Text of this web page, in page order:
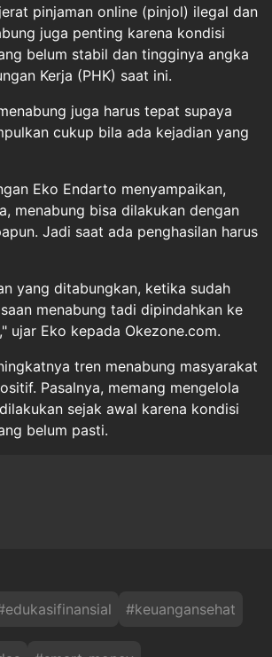
pinjaman online (pinjol) ilegal dan
juga penting karena kondisi
belum stabil dan tingginya angka
Kerja (PHK) saat ini.
juga harus tepat supaya
cukup bila ada kejadian yang
Eko Endarto menyampaikan,
menabung bisa dilakukan dengan
Jadi saat ada penghasilan harus
yang ditabungkan, ketika sudah
menabung tadi dipindahkan ke
ujar Eko kepada Okezone.com.
tren menabung masyarakat
Pasalnya, memang mengelola
sejak awal karena kondisi
belum pasti.
edukasifinansial #keuangansehat